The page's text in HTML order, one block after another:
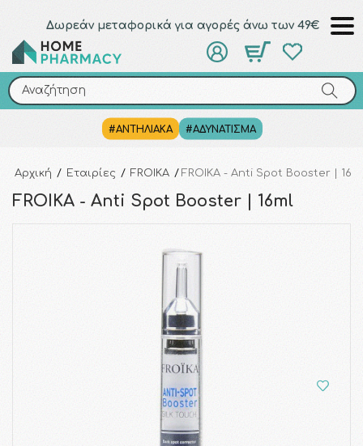
Δωρεάν μεταφορικά για αγορές άνω των 49€
Αναζήτηση
#ΑΝΤΗΛΙΑΚΑ #ΑΔΥΝΑΤΙΣΜΑ
Αναζήτηση
Αρχική / Εταιρίες / FROIKA / FROIKA - Anti Spot Booster |
FROIKA - Anti Spot Booster | 16ml